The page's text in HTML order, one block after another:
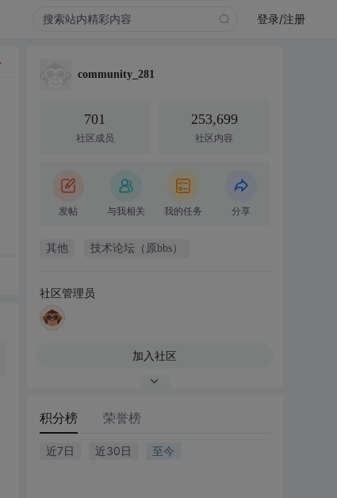
登录/注册
community_281
701
社区成员
253,699
社区内容
发帖 与我相关 我的任务 分享
其他 技术论坛（原bbs）
社区管理员
加入社区
积分榜 荣誉榜
近7日 近30日 至今